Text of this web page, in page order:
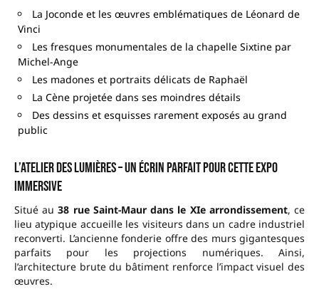
La Joconde et les œuvres emblématiques de Léonard de
Vinci
Les fresques monumentales de la chapelle Sixtine par
Michel-Ange
Les madones et portraits délicats de Raphaël
La Cène projetée dans ses moindres détails
Des dessins et esquisses rarement exposés au grand
public
L’Atelier des Lumières – un écrin parfait pour cette expo
immersive
Situé au38 rue Saint-Maur dans le XIe arrondissement, ce
lieu atypique accueille les visiteurs dans un cadre industriel
reconverti. L’ancienne fonderie offre des murs gigantesques
parfaits pour les projections numériques. Ainsi,
l’architecture brute du bâtiment renforce l’impact visuel des
œuvres.